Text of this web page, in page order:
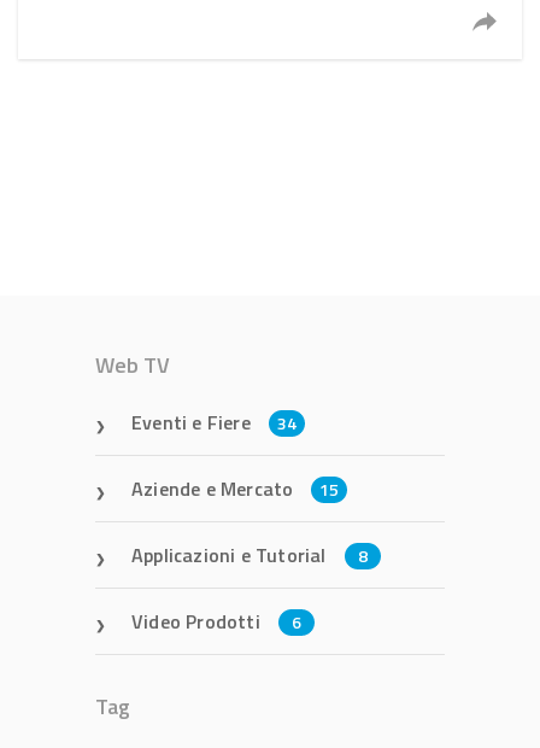
Web TV
Eventi e Fiere 34
Aziende e Mercato 15
Applicazioni e Tutorial 8
Video Prodotti 6
Tag